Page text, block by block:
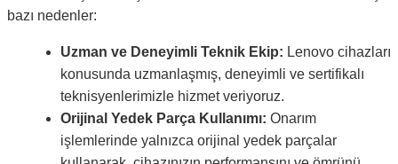
bazı nedenler:
Uzman ve Deneyimli Teknik Ekip: Lenovo cihazları
konusunda uzmanlaşmış, deneyimli ve sertifikalı
teknisyenlerimizle hizmet veriyoruz.
Orijinal Yedek Parça Kullanımı: Onarım
işlemlerinde yalnızca orijinal yedek parçalar